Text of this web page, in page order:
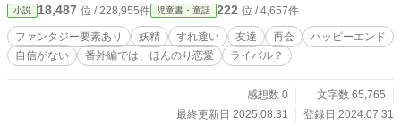
小説 18,487 位 / 228,955件 児童書・童話 222 位 / 4,657件
ファンタジー要素あり 妖精 すれ違い 友達 再会
ハッピーエンド
自信がない
番外編では、ほんのり恋愛 ライバル？
感想数 0
文字数 65,765
最終更新日 2025.08.31
登録日 2024.07.31